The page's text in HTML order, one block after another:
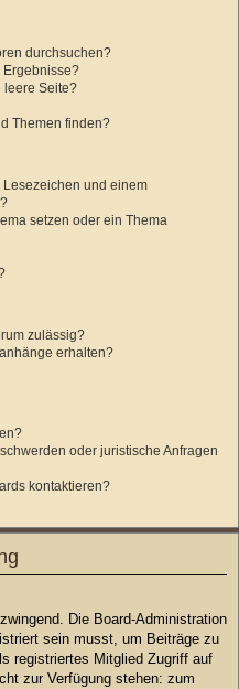
durchsuchen?
Ergebnisse?
leere Seite?
Themen finden?
und einem
setzen oder ein Thema
zulässig?
erhalten?
oder juristische Anfragen
kontaktieren?
Die Board-Administration
sein musst, um Beiträge zu
registriertes Mitglied Zugriff auf
zur Verfügung stehen: zum